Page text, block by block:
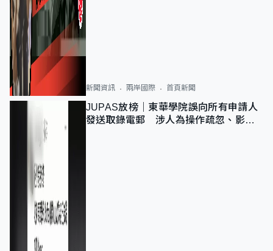
新聞資訊 兩岸國際 首頁新聞
JUPAS放榜｜東華學院誤向所有申請人
發送取錄電郵 涉人為操作疏忽、影響